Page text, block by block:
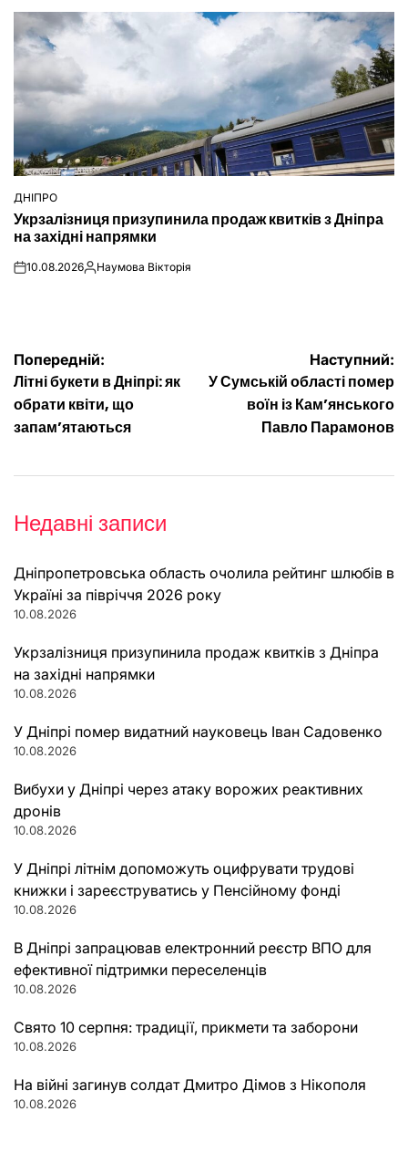
ОПУБЛІКУВАТИ
У
ДНІПРО
Укрзалізниця призупинила продаж квитків з Дніпра
на західні напрямки
on10.08.2026Опубліковано
Наумова Вікторія
Навігація
записів
Попередній:
Літні букети в Дніпрі: як
обрати квіти, що
запам’ятаються
Наступний:
У Сумській області помер
воїн із Кам’янського
Павло Парамонов
Недавні записи
Дніпропетровська область очолила рейтинг шлюбів в
Україні за півріччя 2026 року
10.08.2026
Укрзалізниця призупинила продаж квитків з Дніпра
на західні напрямки
10.08.2026
У Дніпрі помер видатний науковець Іван Садовенко
10.08.2026
Вибухи у Дніпрі через атаку ворожих реактивних
дронів
10.08.2026
У Дніпрі літнім допоможуть оцифрувати трудові
книжки і зареєструватись у Пенсійному фонді
10.08.2026
В Дніпрі запрацював електронний реєстр ВПО для
ефективної підтримки переселенців
10.08.2026
Свято 10 серпня: традиції, прикмети та заборони
10.08.2026
На війні загинув солдат Дмитро Дімов з Нікополя
10.08.2026